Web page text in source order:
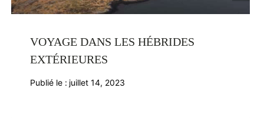
VOYAGE DANS LES HÉBRIDES
EXTÉRIEURES
Publié le : juillet 14, 2023